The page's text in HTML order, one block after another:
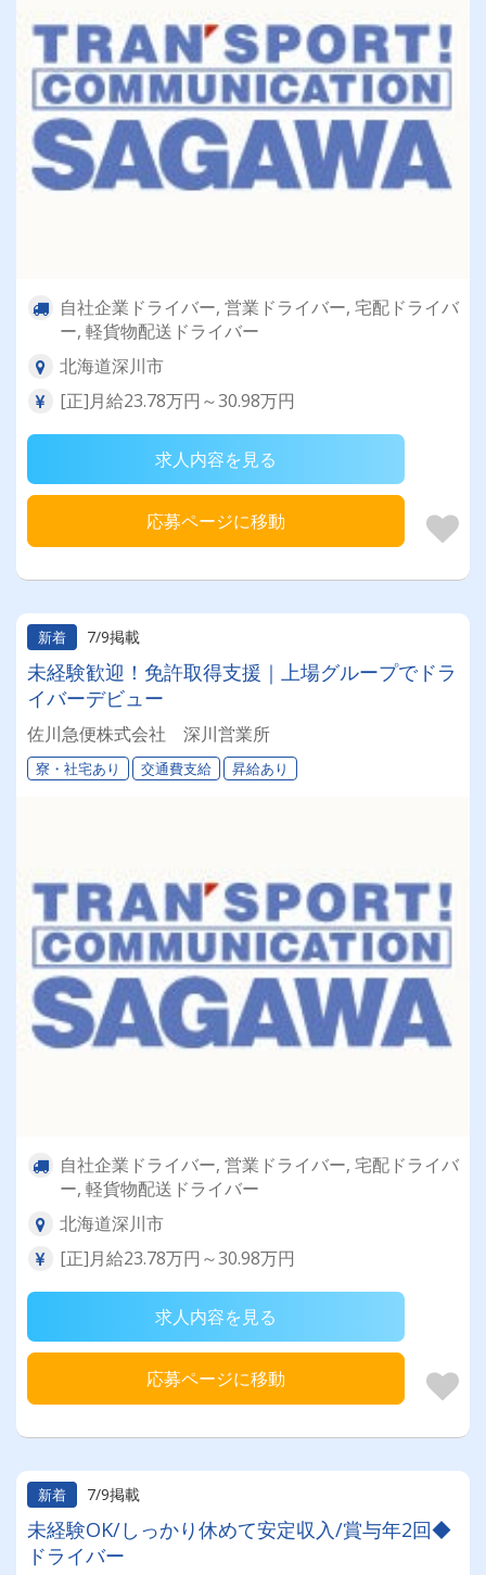
自社企業ドライバー, 営業ドライバー, 宅配ドライバ
ー, 軽貨物配送ドライバー
北海道深川市
[正]月給23.78万円～30.98万円
求人内容を見る
応募ページに移動
新着 7/9掲載
未経験歓迎！免許取得支援｜上場グループでドラ
イバーデビュー
佐川急便株式会社 深川営業所
寮・社宅あり 交通費支給 昇給あり
自社企業ドライバー, 営業ドライバー, 宅配ドライバ
ー, 軽貨物配送ドライバー
北海道深川市
[正]月給23.78万円～30.98万円
求人内容を見る
応募ページに移動
新着 7/9掲載
未経験OK/しっかり休めて安定収入/賞与年2回◆
ドライバー